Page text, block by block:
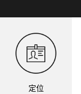
定位